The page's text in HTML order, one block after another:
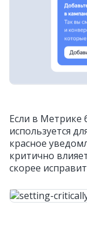
Если в Метрике
используется
красное
критично
скорее